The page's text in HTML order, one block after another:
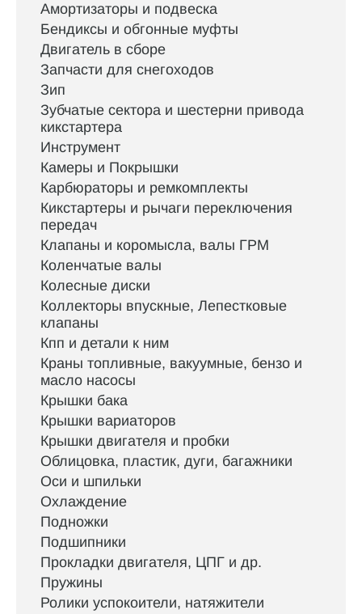
Амортизаторы и подвеска
Бендиксы и обгонные муфты
Двигатель в сборе
Запчасти для снегоходов
Зип
Зубчатые сектора и шестерни привода
кикстартера
Инструмент
Камеры и Покрышки
Карбюраторы и ремкомплекты
Кикстартеры и рычаги переключения
передач
Клапаны и коромысла, валы ГРМ
Коленчатые валы
Колесные диски
Коллекторы впускные, Лепестковые
клапаны
Кпп и детали к ним
Краны топливные, вакуумные, бензо и
масло насосы
Крышки бака
Крышки вариаторов
Крышки двигателя и пробки
Облицовка, пластик, дуги, багажники
Оси и шпильки
Охлаждение
Подножки
Подшипники
Прокладки двигателя, ЦПГ и др.
Пружины
Ролики успокоители, натяжители